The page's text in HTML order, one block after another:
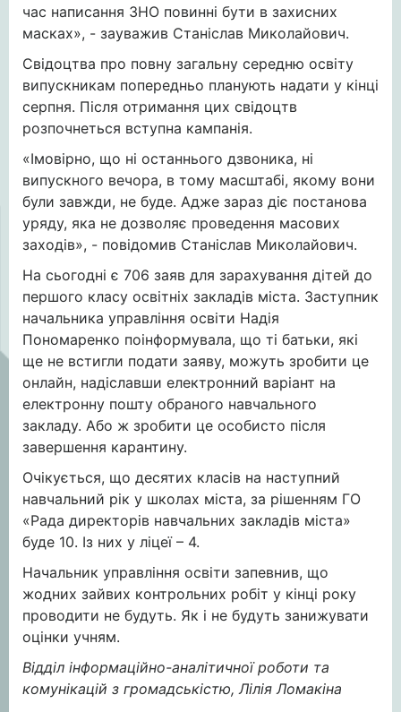
час написання ЗНО повинні бути в захисних
масках», - зауважив Станіслав Миколайович.
Свідоцтва про повну загальну середню освіту
випускникам попередньо планують надати у кінці
серпня. Після отримання цих свідоцтв
розпочнеться вступна кампанія.
«Імовірно, що ні останнього дзвоника, ні
випускного вечора, в тому масштабі, якому вони
були завжди, не буде. Адже зараз діє постанова
уряду, яка не дозволяє проведення масових
заходів», - повідомив Станіслав Миколайович.
На сьогодні є 706 заяв для зарахування дітей до
першого класу освітніх закладів міста. Заступник
начальника управління освіти Надія
Пономаренко поінформувала, що ті батьки, які
ще не встигли подати заяву, можуть зробити це
онлайн, надіславши електронний варіант на
електронну пошту обраного навчального
закладу. Або ж зробити це особисто після
завершення карантину.
Очікується, що десятих класів на наступний
навчальний рік у школах міста, за рішенням ГО
«Рада директорів навчальних закладів міста»
буде 10. Із них у ліцеї – 4.
Начальник управління освіти запевнив, що
жодних зайвих контрольних робіт у кінці року
проводити не будуть. Як і не будуть занижувати
оцінки учням.
Відділ інформаційно-аналітичної роботи та
комунікацій з громадськістю, Лілія Ломакіна